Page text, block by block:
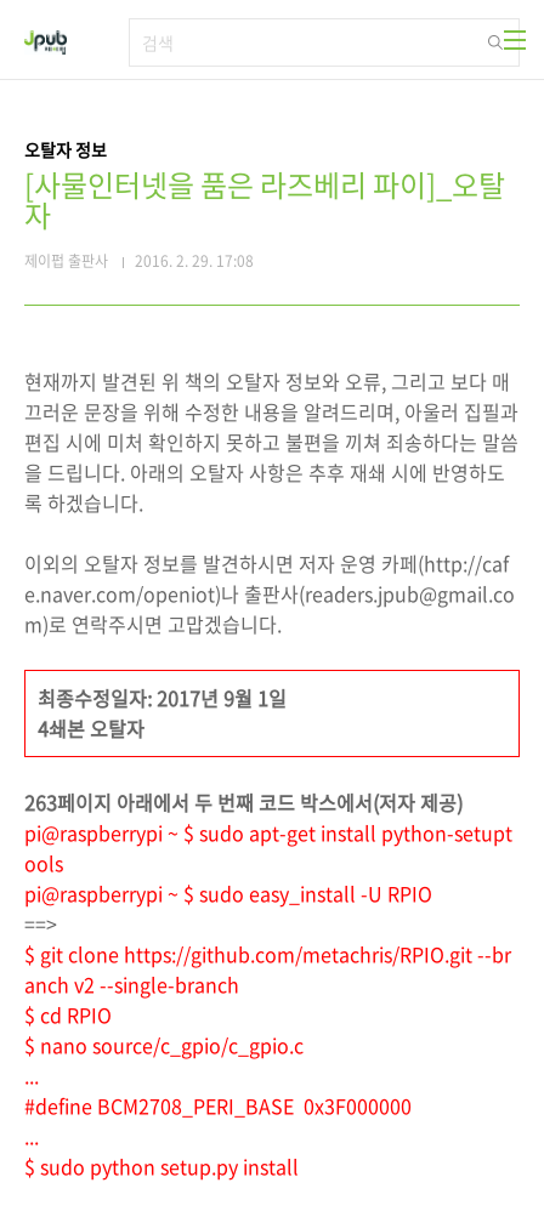
오탈자 정보
[사물인터넷을 품은 라즈베리 파이]_오탈
자
제이펍 출판사 2016. 2. 29. 17:08
현재까지 발견된 위 책의 오탈자 정보와 오류, 그리고 보다 매
끄러운 문장을 위해 수정한 내용을 알려드리며, 아울러 집필과
편집 시에 미처 확인하지 못하고 불편을 끼쳐 죄송하다는 말씀
을 드립니다. 아래의 오탈자 사항은 추후 재쇄 시에 반영하도
록 하겠습니다.
이외의 오탈자 정보를 발견하시면 저자 운영 카페(http://caf
e.naver.com/openiot)나 출판사(readers.jpub@gmail.co
m)로 연락주시면 고맙겠습니다.
최종수정일자: 2017년 9월 1일
4쇄본 오탈자
263페이지 아래에서 두 번째 코드 박스에서(저자 제공)
pi@raspberrypi ~ $ sudo apt-get install python-setupt
ools
pi@raspberrypi ~ $ sudo easy_install -U RPIO
==>
$ git clone https://github.com/metachris/RPIO.git --br
anch v2 --single-branch
$ cd RPIO
$ nano source/c_gpio/c_gpio.c
...
#define BCM2708_PERI_BASE 0x3F000000
...
$ sudo python setup.py install